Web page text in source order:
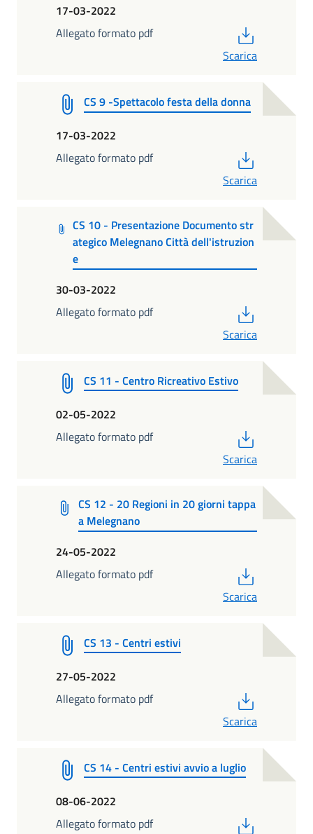
17-03-2022
Allegato formato pdf
Scarica
CS 9 -Spettacolo festa della donna
17-03-2022
Allegato formato pdf
Scarica
CS 10 - Presentazione Documento str
ategico Melegnano Città dell'istruzion
e
30-03-2022
Allegato formato pdf
Scarica
CS 11 - Centro Ricreativo Estivo
02-05-2022
Allegato formato pdf
Scarica
CS 12 - 20 Regioni in 20 giorni tappa
a Melegnano
24-05-2022
Allegato formato pdf
Scarica
CS 13 - Centri estivi
27-05-2022
Allegato formato pdf
Scarica
CS 14 - Centri estivi avvio a luglio
08-06-2022
Allegato formato pdf